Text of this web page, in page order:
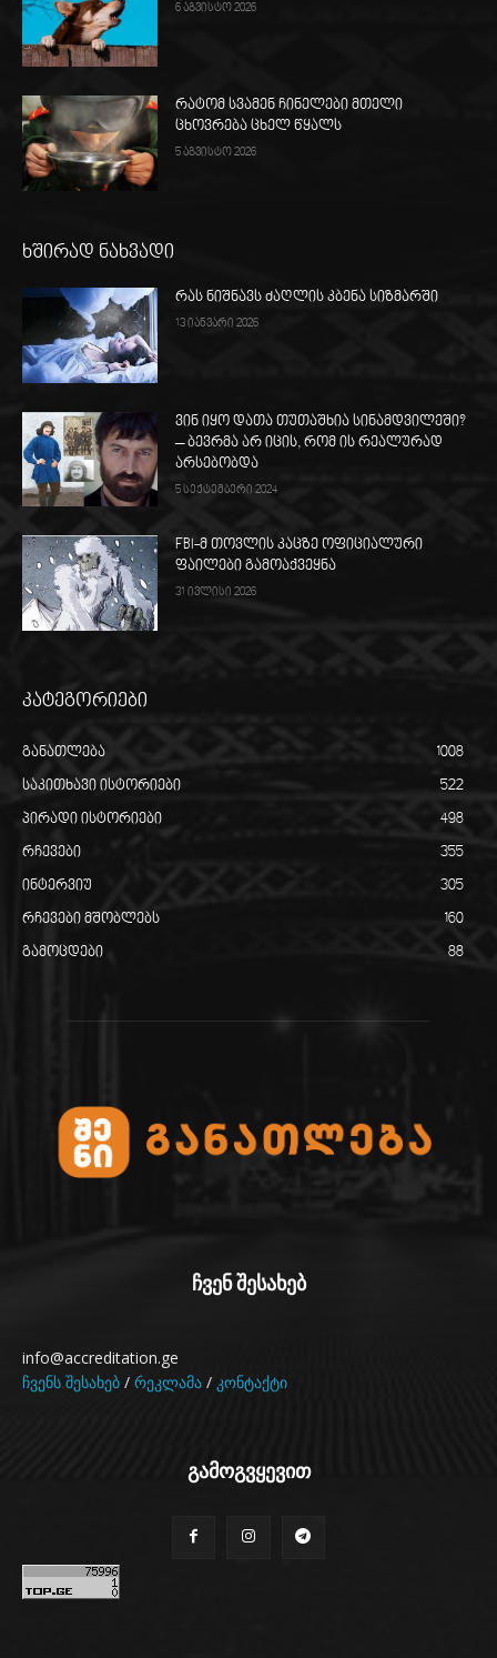
6 აგვისტო 2026
რატომ სვამენ ჩინელები მთელი
ცხოვრება ცხელ წყალს
5 აგვისტო 2026
ხშირად ნახვადი
რას ნიშნავს ძაღლის კბენა სიზმარში
13 იანვარი 2026
ვინ იყო დათა თუთაშხია სინამდვილეში?
– ბევრმა არ იცის, რომ ის რეალურად
არსებობდა
5 სექტემბერი 2024
FBI-მ თოვლის კაცზე ოფიციალური
ფაილები გამოაქვეყნა
31 ივლისი 2026
კატეგორიები
განათლება 1008
საკითხავი ისტორიები 522
პირადი ისტორიები 498
რჩევები 355
ინტერვიუ 305
რჩევები მშობლებს 160
გამოცდები 88
ჩვენ შესახებ
info@accreditation.ge
ჩვენს შესახებ / რეკლამა / კონტაქტი
გამოგვყევით